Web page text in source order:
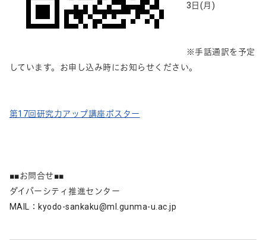
3日(月)
※手話通訳を予定
しています。お申し込み時にお知らせください。
第17回研究力アップ講座ポスター
■■お問合せ■■
ダイバーシティ推進センター
MAIL：kyodo-sankaku@ml.gunma-u.ac.jp